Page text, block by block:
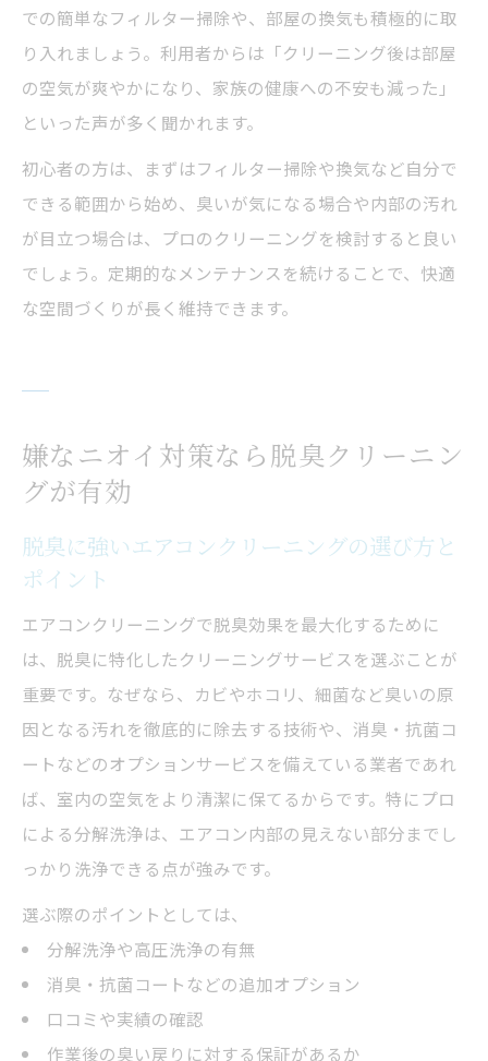
での簡単なフィルター掃除や、部屋の換気も積極的に取
り入れましょう。利用者からは「クリーニング後は部屋
の空気が爽やかになり、家族の健康への不安も減った」
といった声が多く聞かれます。
初心者の方は、まずはフィルター掃除や換気など自分で
できる範囲から始め、臭いが気になる場合や内部の汚れ
が目立つ場合は、プロのクリーニングを検討すると良い
でしょう。定期的なメンテナンスを続けることで、快適
な空間づくりが長く維持できます。
嫌なニオイ対策なら脱臭クリーニン
グが有効
脱臭に強いエアコンクリーニングの選び方と
ポイント
エアコンクリーニングで脱臭効果を最大化するために
は、脱臭に特化したクリーニングサービスを選ぶことが
重要です。なぜなら、カビやホコリ、細菌など臭いの原
因となる汚れを徹底的に除去する技術や、消臭・抗菌コ
ートなどのオプションサービスを備えている業者であれ
ば、室内の空気をより清潔に保てるからです。特にプロ
による分解洗浄は、エアコン内部の見えない部分までし
っかり洗浄できる点が強みです。
選ぶ際のポイントとしては、
分解洗浄や高圧洗浄の有無
消臭・抗菌コートなどの追加オプション
口コミや実績の確認
作業後の臭い戻りに対する保証があるか